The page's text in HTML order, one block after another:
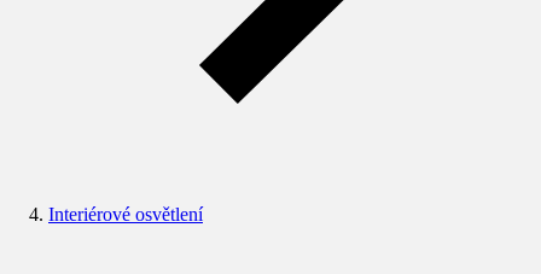
Interiérové osvětlení